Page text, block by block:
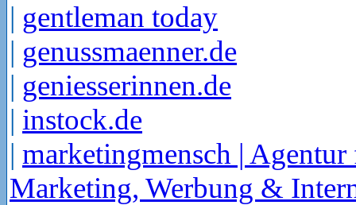
| gentleman today
| genussmaenner.de
| geniesserinnen.de
| instock.de
| marketingmensch | Agentur
Marketing, Werbung &